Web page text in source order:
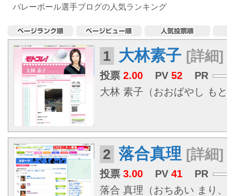
バレーボール選手ブログの人気ランキング
1 大林素子 [詳細]
投票 2.00 PV 52
PR
大林 素子（おおばやし も
2 落合真理 [詳細]
投票 3.00 PV 41
PR
落合 真理（おちあい まり